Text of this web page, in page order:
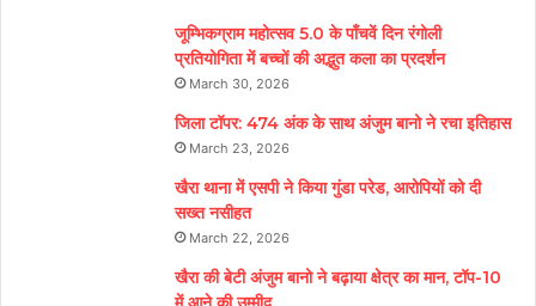
जूम्भिकग्राम महोत्सव 5.0 के पाँचवें दिन रंगोली
प्रतियोगिता में बच्चों की अद्भुत कला का प्रदर्शन
March 30, 2026
जिला टॉपर: 474 अंक के साथ अंजुम बानो ने रचा इतिहास
March 23, 2026
खैरा थाना में एसपी ने किया गुंडा परेड, आरोपियों को दी
सख्त नसीहत
March 22, 2026
खैरा की बेटी अंजुम बानो ने बढ़ाया क्षेत्र का मान, टॉप-10